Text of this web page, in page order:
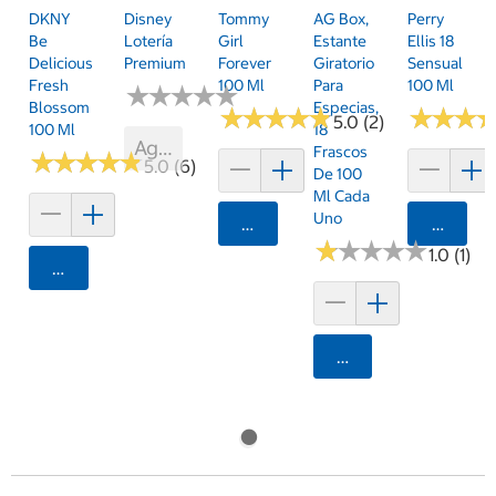
DKNY
Be
Delicious
Fresh
Blossom
100 Ml
★★★★★
★★★★★5.0 (6)
Agregar
Disney
Lotería
Premium
★★★★★
★★★★★
Agotado
Tommy
Girl
Forever
100 Ml
★★★★★
★★★★★5.0 (2)
Agregar
AG Box,
Estante
Giratorio
Para
Especias,
18
Frascos
De 100
Ml Cada
Uno
★★★★★
★★★★★1.0 (1)
Agregar
Perry
Ellis 18
Sensual
100 Ml
★★★
★★★